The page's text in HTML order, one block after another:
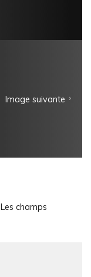
Image suivante
Les champs